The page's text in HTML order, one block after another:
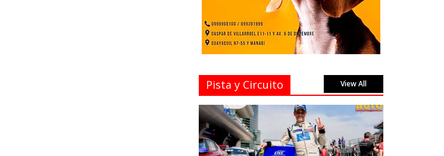
Pista y Circuito View All